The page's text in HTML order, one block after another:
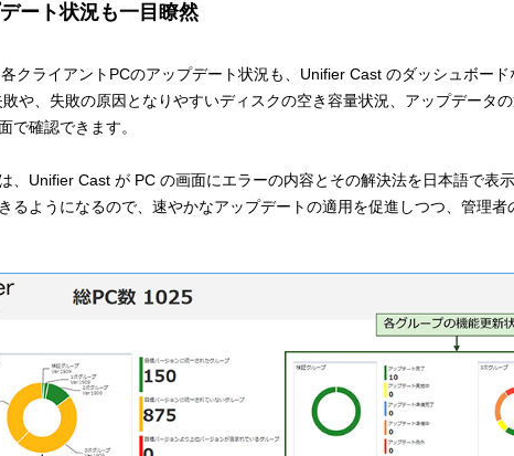
ート状況も一目瞭然
クライアントPCのアップデート状況も、Unifier Cast のダッシュボー
や、失敗の原因となりやすいディスクの空き容量状況、アップデータ
で確認できます。
、Unifier Cast が PC の画面にエラーの内容とその解決法を日本語で表
るようになるので、速やかなアップデートの適用を促進しつつ、管理者